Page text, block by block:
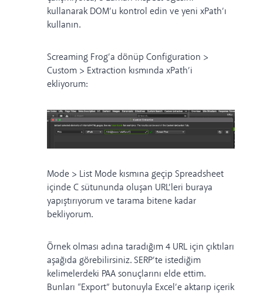
kullanarak DOM’u kontrol edin ve yeni xPath’ı
kullanın.
Screaming Frog’a dönüp Configuration >
Custom > Extraction kısmında xPath’i
ekliyorum:
Mode > List Mode kısmına geçip Spreadsheet
içinde C sütununda oluşan URL’leri buraya
yapıştırıyorum ve tarama bitene kadar
bekliyorum.
Örnek olması adına taradığım 4 URL için çıktıları
aşağıda görebilirsiniz. SERP’te istediğim
kelimelerdeki PAA sonuçlarını elde ettim.
Bunları “Export” butonuyla Excel’e aktarıp içerik